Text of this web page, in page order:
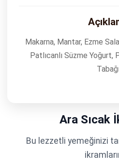
Makarna, Mantar, Ezme
Patlıcanlı Süzme Yoğurt,
Tabağı
Ara Sıcak
Bu lezzetli yemeğinizi